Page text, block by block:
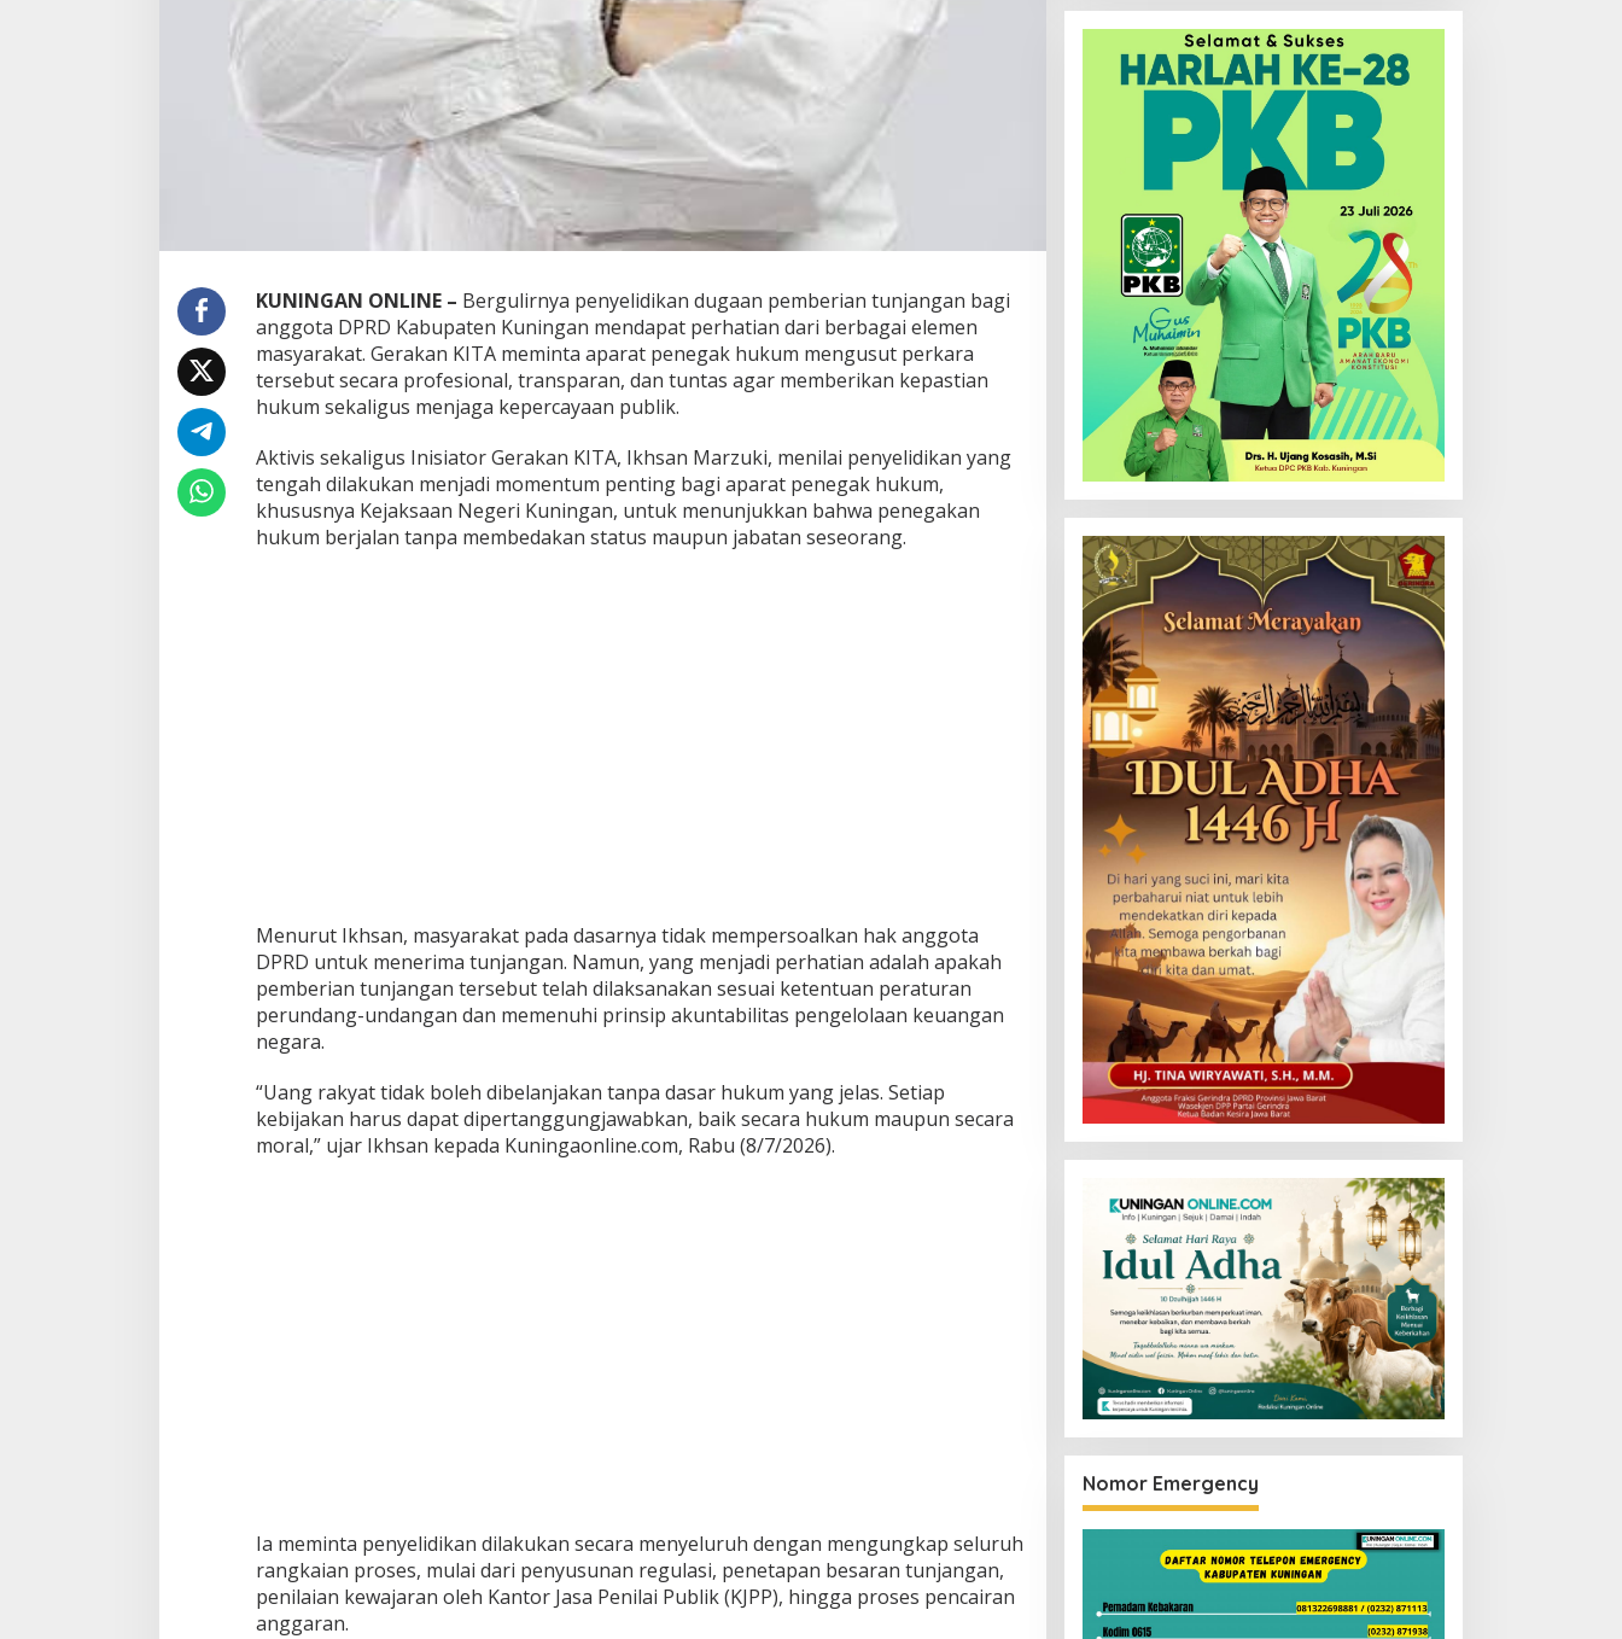
KUNINGAN ONLINE – Bergulirnya penyelidikan dugaan pemberian tunjangan bagi
anggota DPRD Kabupaten Kuningan mendapat perhatian dari berbagai elemen
masyarakat. Gerakan KITA meminta aparat penegak hukum mengusut perkara
tersebut secara profesional, transparan, dan tuntas agar memberikan kepastian
hukum sekaligus menjaga kepercayaan publik.
Aktivis sekaligus Inisiator Gerakan KITA, Ikhsan Marzuki, menilai penyelidikan yang
tengah dilakukan menjadi momentum penting bagi aparat penegak hukum,
khususnya Kejaksaan Negeri Kuningan, untuk menunjukkan bahwa penegakan
hukum berjalan tanpa membedakan status maupun jabatan seseorang.
Menurut Ikhsan, masyarakat pada dasarnya tidak mempersoalkan hak anggota
DPRD untuk menerima tunjangan. Namun, yang menjadi perhatian adalah apakah
pemberian tunjangan tersebut telah dilaksanakan sesuai ketentuan peraturan
perundang-undangan dan memenuhi prinsip akuntabilitas pengelolaan keuangan
negara.
“Uang rakyat tidak boleh dibelanjakan tanpa dasar hukum yang jelas. Setiap
kebijakan harus dapat dipertanggungjawabkan, baik secara hukum maupun secara
moral,” ujar Ikhsan kepada Kuningaonline.com, Rabu (8/7/2026).
Ia meminta penyelidikan dilakukan secara menyeluruh dengan mengungkap seluruh
rangkaian proses, mulai dari penyusunan regulasi, penetapan besaran tunjangan,
penilaian kewajaran oleh Kantor Jasa Penilai Publik (KJPP), hingga proses pencairan
anggaran.
Nomor Emergency